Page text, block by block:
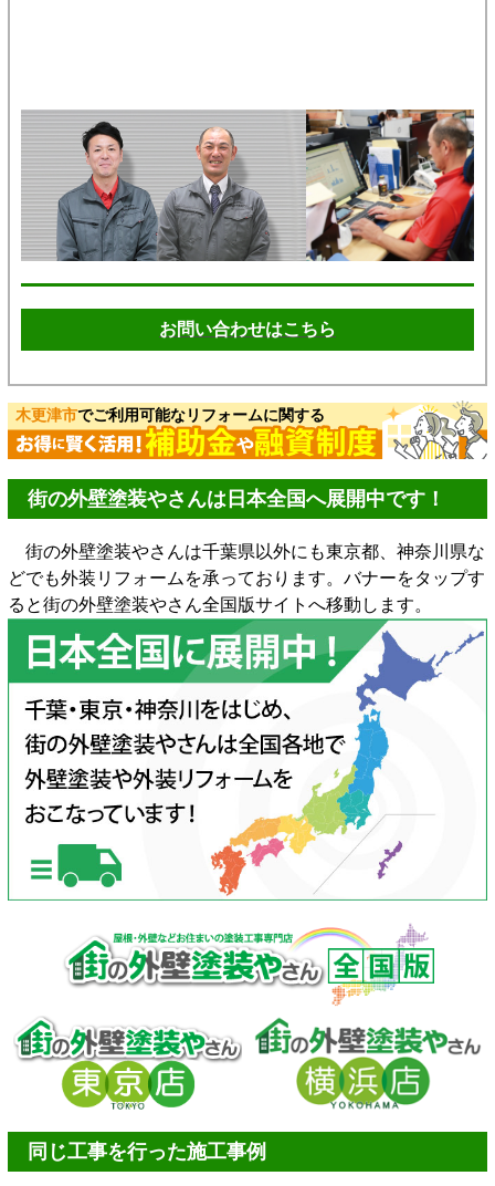
お問い合わせはこちら
木更津市でご利用可能なリフォームに関する
街の外壁塗装やさんは日本全国へ展開中です！
街の外壁塗装やさんは千葉県以外にも東京都、神奈川県な
どでも外装リフォームを承っております。バナーをタップす
ると街の外壁塗装やさん全国版サイトへ移動します。
同じ工事を行った施工事例